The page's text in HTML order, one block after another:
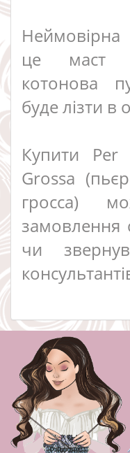
Неймовірна
це маст
котонова
буде лізти в
Купити
Grossa
гросса)
замовлення
чи